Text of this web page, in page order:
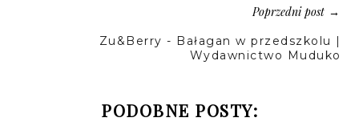
Poprzedni post→
Zu&Berry - Bałagan w przedszkolu |
Wydawnictwo Muduko
PODOBNE POSTY: